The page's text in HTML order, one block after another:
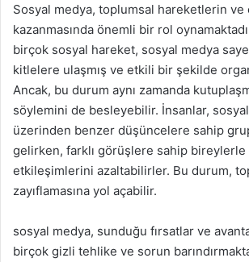
Sosyal medya, toplumsal hareketlerin ve
kazanmasında önemli bir rol
birçok sosyal hareket, sosyal medya
kitlelere ulaşmış ve etkili bir şekilde
Ancak, bu durum aynı zamanda
söylemini de besleyebilir. İnsanlar,
üzerinden benzer düşüncelere sahip
gelirken, farklı görüşlere sahip bireylerle
etkileşimlerini azaltabilirler. Bu durum,
zayıflamasına yol açabilir.
sosyal medya, sunduğu fırsatlar ve
birçok gizli tehlike ve sorun